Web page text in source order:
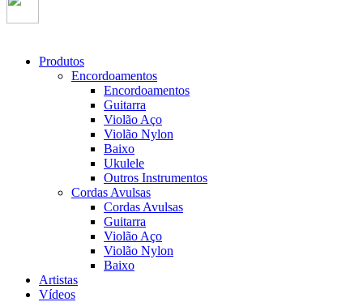
Produtos
Encordoamentos
Encordoamentos
Guitarra
Violão Aço
Violão Nylon
Baixo
Ukulele
Outros Instrumentos
Cordas Avulsas
Cordas Avulsas
Guitarra
Violão Aço
Violão Nylon
Baixo
Artistas
Vídeos